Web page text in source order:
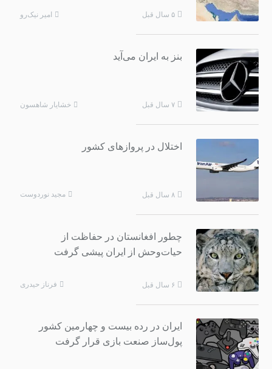
۵ سال قبل امیر نیک‌رو
بنز به ایران می‌آید
۷ سال قبل خشایار شاهسون
اختلال در پروازهای کشور
۸ سال قبل مجید نوردوست
چطور افغانستان در حفاظت از
حیات‌وحش از ایران پیشی گرفت
۶ سال قبل فرناز حیدری
ایران در رده بیست و چهارمین کشور
پول‌ساز صنعت بازی قرار گرفت